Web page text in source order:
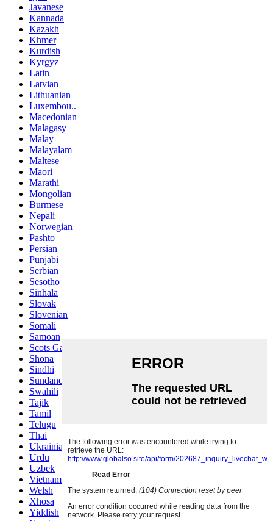
Javanese
Kannada
Kazakh
Khmer
Kurdish
Kyrgyz
Latin
Latvian
Lithuanian
Luxembou..
Macedonian
Malagasy
Malay
Malayalam
Maltese
Maori
Marathi
Mongolian
Burmese
Nepali
Norwegian
Pashto
Persian
Punjabi
Serbian
Sesotho
Sinhala
Slovak
Slovenian
Somali
Samoan
Scots Gaelic
Shona
Sindhi
Sundanese
Swahili
Tajik
Tamil
Telugu
Thai
Ukrainian
Urdu
Uzbek
Vietnamese
Welsh
Xhosa
Yiddish